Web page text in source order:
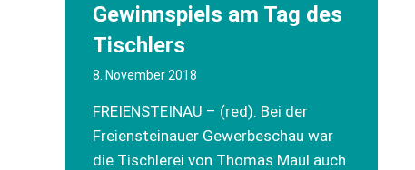
Gewinnspiels am Tag des
Tischlers
8. November 2018
FREIENSTEINAU – (red). Bei der
Freiensteinauer Gewerbeschau war
die Tischlerei von Thomas Maul auch